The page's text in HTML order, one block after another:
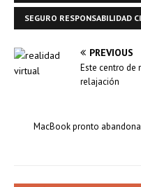
SEGURO RESPONSABILIDAD
PREVIOUS
Este centro de
relajación
MacBook pronto